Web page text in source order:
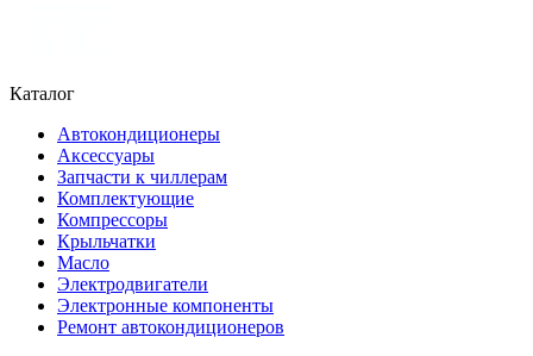
Каталог
Автокондиционеры
Аксессуары
Запчасти к чиллерам
Комплектующие
Компрессоры
Крыльчатки
Масло
Электродвигатели
Электронные компоненты
Ремонт автокондиционеров